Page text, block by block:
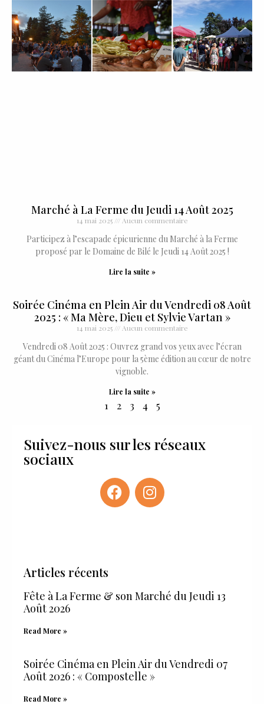
Marché à La Ferme du Jeudi 14 Août 2025
14 mai 2025 Aucun commentaire
Participez à l’escapade épicurienne du Marché à la Ferme
proposé par le Domaine de Bilé le Jeudi 14 Août 2025 !
Lire la suite »
Soirée Cinéma en Plein Air du Vendredi 08 Août
2025 : « Ma Mère, Dieu et Sylvie Vartan »
14 mai 2025 Aucun commentaire
Vendredi 08 Août 2025 : Ouvrez grand vos yeux avec l’écran
géant du Cinéma l’Europe pour la 5ème édition au cœur de notre
vignoble.
Lire la suite »
1 2 3 4 5
Suivez-nous sur les réseaux
sociaux
Articles récents
Fête à La Ferme & son Marché du Jeudi 13
Août 2026
Read More »
Soirée Cinéma en Plein Air du Vendredi 07
Août 2026 : « Compostelle »
Read More »